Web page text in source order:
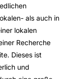
als auch in
lokalen
Recherche
Dieses ist
und